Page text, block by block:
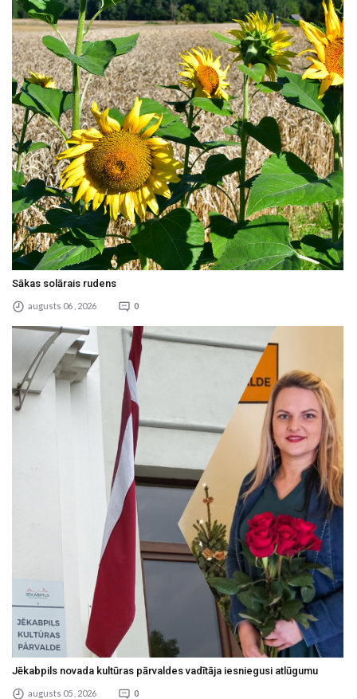
Sākas solārais rudens
augusts 06 , 2026 0
Jēkabpils novada kultūras pārvaldes vadītāja iesniegusi atlūgumu
augusts 05 , 2026 0